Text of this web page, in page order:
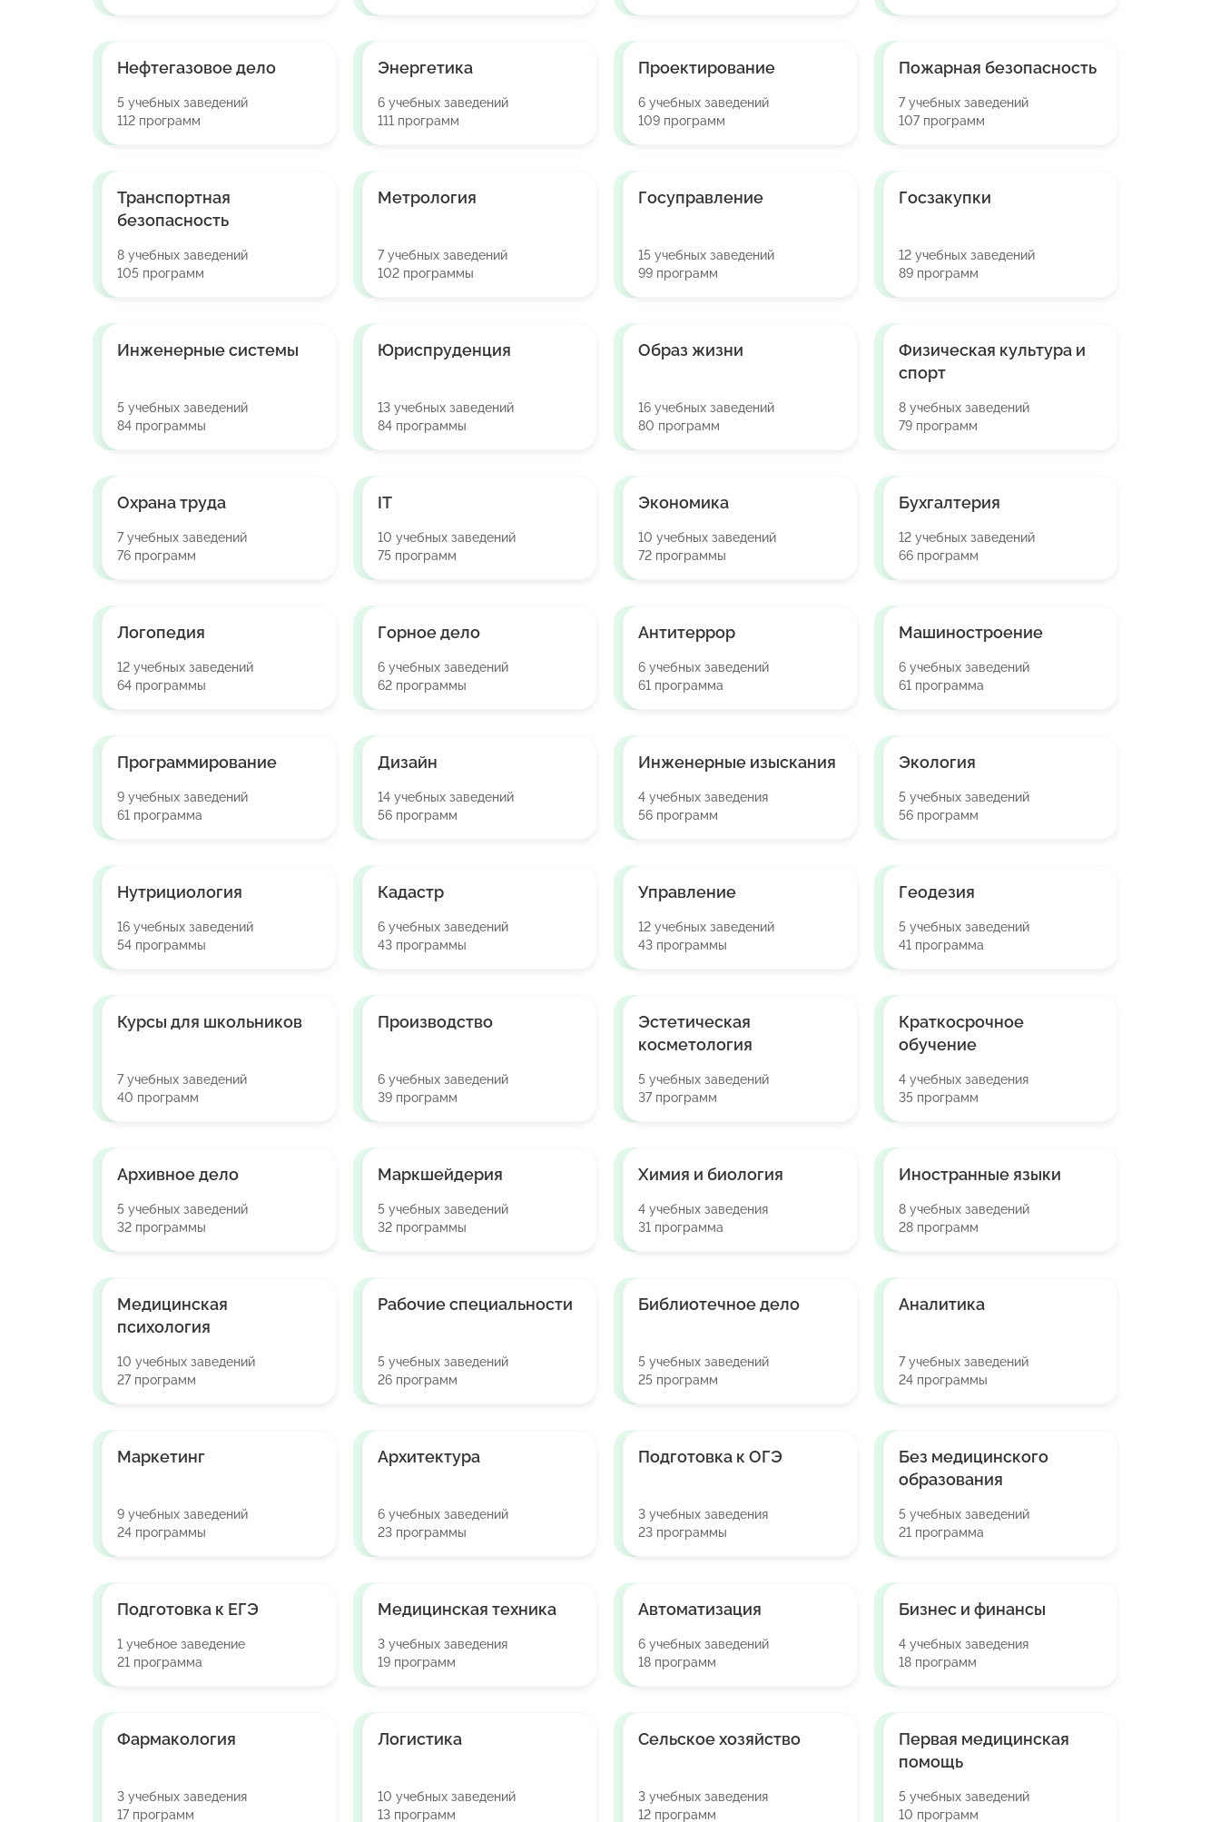
Нефтегазовое дело
5 учебных заведений
112 программ
Энергетика
6 учебных заведений
111 программ
Проектирование
6 учебных заведений
109 программ
Пожарная безопасность
7 учебных заведений
107 программ
Транспортная
безопасность
8 учебных заведений
105 программ
Метрология
7 учебных заведений
102 программы
Госуправление
15 учебных заведений
99 программ
Госзакупки
12 учебных заведений
89 программ
Инженерные системы
5 учебных заведений
84 программы
Юриспруденция
13 учебных заведений
84 программы
Образ жизни
16 учебных заведений
80 программ
Физическая культура и
спорт
8 учебных заведений
79 программ
Охрана труда
7 учебных заведений
76 программ
IT
10 учебных заведений
75 программ
Экономика
10 учебных заведений
72 программы
Бухгалтерия
12 учебных заведений
66 программ
Логопедия
12 учебных заведений
64 программы
Горное дело
6 учебных заведений
62 программы
Антитеррор
6 учебных заведений
61 программа
Машиностроение
6 учебных заведений
61 программа
Программирование
9 учебных заведений
61 программа
Дизайн
14 учебных заведений
56 программ
Инженерные изыскания
4 учебных заведения
56 программ
Экология
5 учебных заведений
56 программ
Нутрициология
16 учебных заведений
54 программы
Кадастр
6 учебных заведений
43 программы
Управление
12 учебных заведений
43 программы
Геодезия
5 учебных заведений
41 программа
Курсы для школьников
7 учебных заведений
40 программ
Производство
6 учебных заведений
39 программ
Эстетическая
косметология
5 учебных заведений
37 программ
Краткосрочное
обучение
4 учебных заведения
35 программ
Архивное дело
5 учебных заведений
32 программы
Маркшейдерия
5 учебных заведений
32 программы
Химия и биология
4 учебных заведения
31 программа
Иностранные языки
8 учебных заведений
28 программ
Медицинская
психология
10 учебных заведений
27 программ
Рабочие специальности
5 учебных заведений
26 программ
Библиотечное дело
5 учебных заведений
25 программ
Аналитика
7 учебных заведений
24 программы
Маркетинг
9 учебных заведений
24 программы
Архитектура
6 учебных заведений
23 программы
Подготовка к ОГЭ
3 учебных заведения
23 программы
Без медицинского
образования
5 учебных заведений
21 программа
Подготовка к ЕГЭ
1 учебное заведение
21 программа
Медицинская техника
3 учебных заведения
19 программ
Автоматизация
6 учебных заведений
18 программ
Бизнес и финансы
4 учебных заведения
18 программ
Фармакология
3 учебных заведения
17 программ
Логистика
10 учебных заведений
13 программ
Сельское хозяйство
3 учебных заведения
12 программ
Первая медицинская
помощь
5 учебных заведений
10 программ